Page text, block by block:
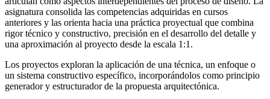
asignatura consolida las competencias adquiridas en cursos
anteriores y las orienta hacia una práctica proyectual que combina
rigor técnico y constructivo, precisión en el desarrollo del detalle y
una aproximación al proyecto desde la escala 1:1.
Los proyectos exploran la aplicación de una técnica, un enfoque o
un sistema constructivo específico, incorporándolos como principio
generador y estructurador de la propuesta arquitectónica.